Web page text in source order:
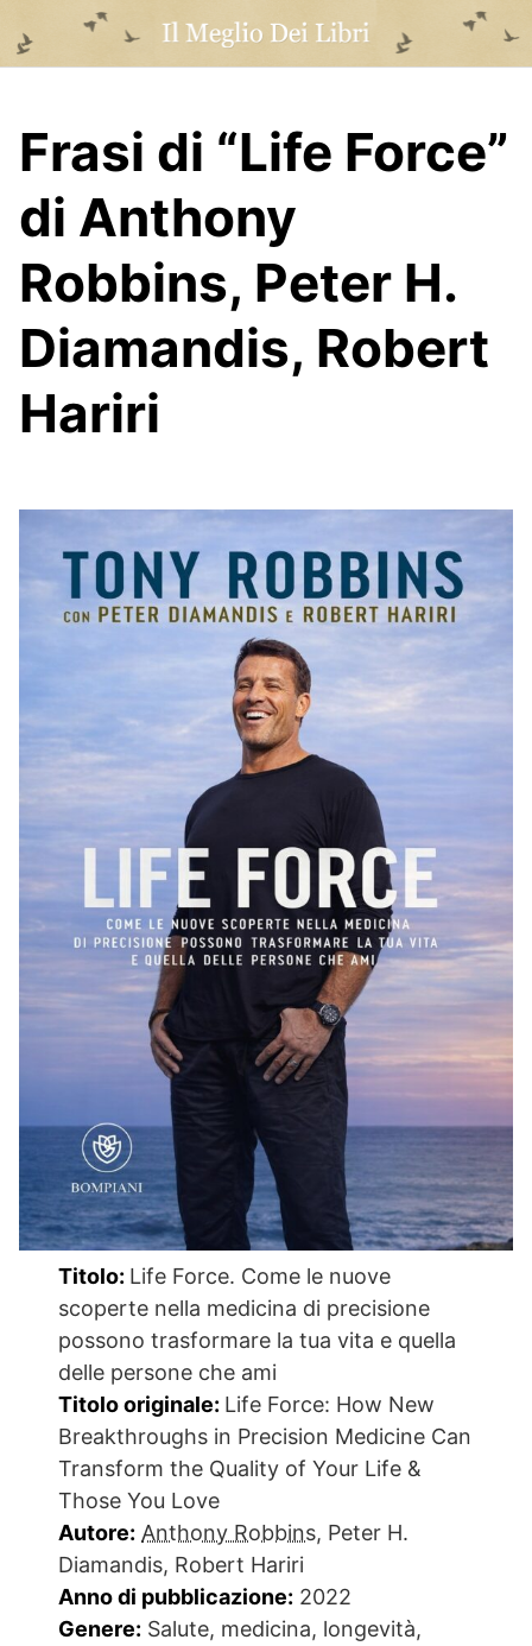
content
Frasi di “Life Force”
di Anthony
Robbins, Peter H.
Diamandis, Robert
Hariri
Titolo: Life Force. Come le nuove
scoperte nella medicina di precisione
possono trasformare la tua vita e quella
delle persone che ami
Titolo originale: Life Force: How New
Breakthroughs in Precision Medicine Can
Transform the Quality of Your Life &
Those You Love
Autore: Anthony Robbins, Peter H.
Diamandis, Robert Hariri
Anno di pubblicazione: 2022
Genere: Salute, medicina, longevità,